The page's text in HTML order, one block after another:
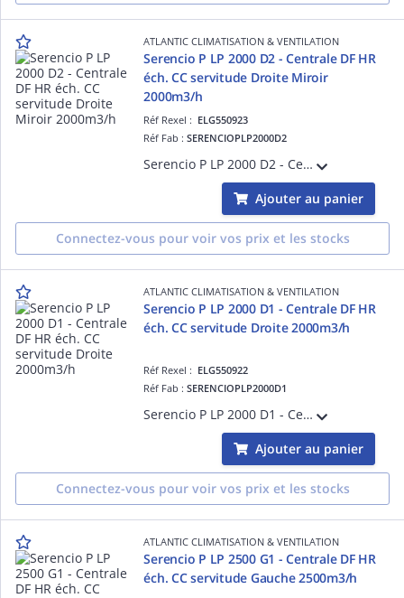
ATLANTIC CLIMATISATION & VENTILATION
Serencio P LP 2000 D2 - Centrale DF HR
éch. CC servitude Droite Miroir
2000m3/h
Réf Rexel : ELG550923
Réf Fab :SERENCIOPLP2000D2
Serencio P LP 2000 D2 - Centrale DF HR échangeur contre-courant servitude Droite Miroir 2000m3/h - plugfan EC - isol. 30 mm laine minérale - EN 1886 : D2-L2-F9-T3-TB2 - Portes coulissantes et pompe de relevage condensats en standard
Ajouter au panier
Connectez-vous pour voir vos prix et les stocks
ATLANTIC CLIMATISATION & VENTILATION
Serencio P LP 2000 D1 - Centrale DF HR
éch. CC servitude Droite 2000m3/h
Réf Rexel : ELG550922
Réf Fab :SERENCIOPLP2000D1
Serencio P LP 2000 D1 - Centrale DF HR échangeur contre-courant servitude Droite 2000m3/h - plugfan EC - isol. 30 mm laine minérale - EN 1886 : D2-L2-F9-T3-TB2 - Portes coulissantes et pompe de relevage condensats en standard
Ajouter au panier
Connectez-vous pour voir vos prix et les stocks
ATLANTIC CLIMATISATION & VENTILATION
Serencio P LP 2500 G1 - Centrale DF HR
éch. CC servitude Gauche 2500m3/h